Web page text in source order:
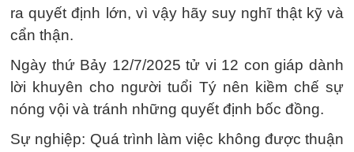
ra quyết định lớn, vì vậy hãy suy nghĩ thật kỹ và
cẩn thận.
Ngày thứ Bảy 12/7/2025 tử vi 12 con giáp dành
lời khuyên cho người tuổi Tý nên kiềm chế sự
nóng vội và tránh những quyết định bốc đồng.
Sự nghiệp: Quá trình làm việc không được thuận